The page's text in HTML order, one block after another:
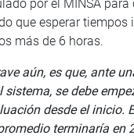
por el MINSA para
que esperar tiempos
más de 6 horas.
aún, es que, ante
se debe
desde el inicio.
terminaría en